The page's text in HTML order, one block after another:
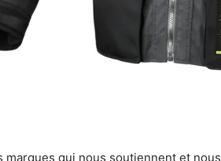
marques qui nous soutiennent et